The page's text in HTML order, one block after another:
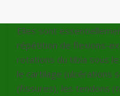
Elles sont
répétition de flexions-
rotations du tibia sous
le cartilage (ulcérations
(fissures), les tendons